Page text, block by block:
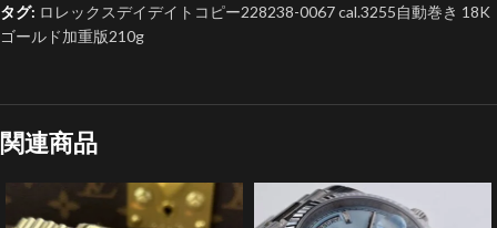
タグ: ロレックスデイデイトコピー228238-0067 cal.3255自動巻き 18K
ゴールド加重版210g
関連商品